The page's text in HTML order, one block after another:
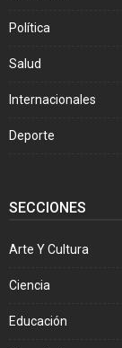
Política
Salud
Internacionales
Deporte
SECCIONES
Arte Y Cultura
Ciencia
Educación